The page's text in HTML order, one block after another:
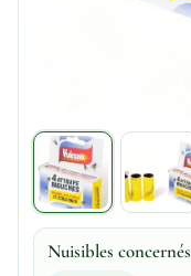
Nuisibles concernés